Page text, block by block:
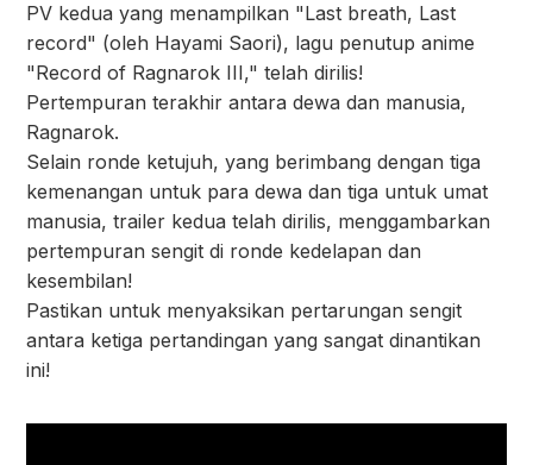
PV kedua yang menampilkan "Last breath, Last
record" (oleh Hayami Saori), lagu penutup anime
"Record of Ragnarok III," telah dirilis!
Pertempuran terakhir antara dewa dan manusia,
Ragnarok.
Selain ronde ketujuh, yang berimbang dengan tiga
kemenangan untuk para dewa dan tiga untuk umat
manusia, trailer kedua telah dirilis, menggambarkan
pertempuran sengit di ronde kedelapan dan
kesembilan!
Pastikan untuk menyaksikan pertarungan sengit
antara ketiga pertandingan yang sangat dinantikan
ini!